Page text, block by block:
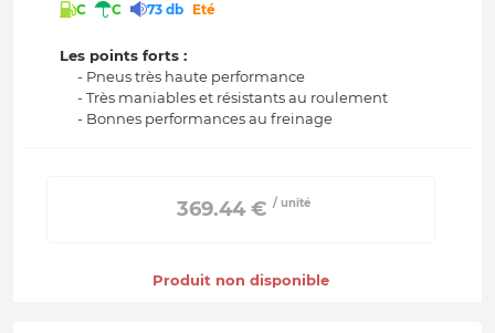
C C 73 db Eté
Les points forts :
- Pneus très haute performance
- Très maniables et résistants au roulement
- Bonnes performances au freinage
369.44 € / unité
Produit non disponible